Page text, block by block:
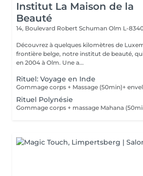
Institut La Maison de la
Beauté
14, Boulevard Robert Schuman Olm L-
Découvrez à quelques kilomètres de
frontière belge, notre institut de beauté,
en 2004 à Olm. Une a...
Rituel: Voyage en Inde
Gommage corps + Massage (50min)+
Rituel Polynésie
Gommage corps + massage Mahana